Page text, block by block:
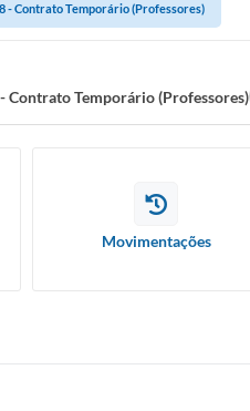
- Contrato Temporário (Professores)
Contrato Temporário (Professores)
Movimentações